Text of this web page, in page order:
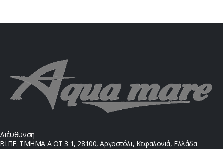
Διέυθυνση
ΒΙ.ΠΕ. ΤΜΗΜΑ Α ΟΤ 3 1, 28100, Αργοστόλι, Κεφαλονιά, Ελλάδα